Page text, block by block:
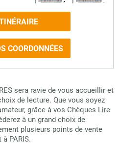
COORDONNÉES
sera ravie de vous accueillir et
de lecture. Que vous soyez
grâce à vos Chèques Lire
à un grand choix de
plusieurs points de vente
PARIS.